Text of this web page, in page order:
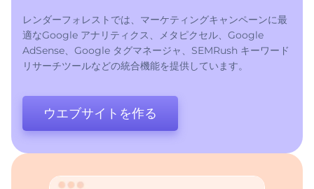
レンダーフォレストでは、マーケティングキャンペーンに最
適なGoogle アナリティクス、メタピクセル、Google
AdSense、Google タグマネージャ、SEMRush キーワード
リサーチツールなどの統合機能を提供しています。
ウエブサイトを作る